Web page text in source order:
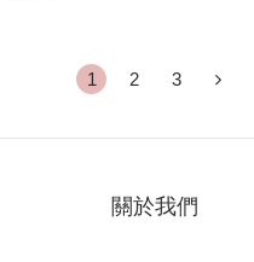
1 2 3
關於我們